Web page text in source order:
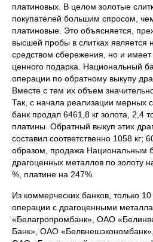
платиновых. В целом золотые
покупателей большим спросом,
платиновые. Это объясняется,
высшей пробы в слитках является
средством сбережения, но и имеет
ценного подарка. Национальный
операции по обратному выкупу
Вместе с тем их объем
Так, с начала реализации мерных
банк продал 6461,8 кг золота, 2,4
платины. Обратный выкуп этих
составил соответственно 1058 кг;
образом, продажа Национальным
драгоценных металлов по золоту
%, платине на 247%.
Из коммерческих банков, только
операции с драгоценными
«Белагропромбанк», ОАО
Банк», ОАО